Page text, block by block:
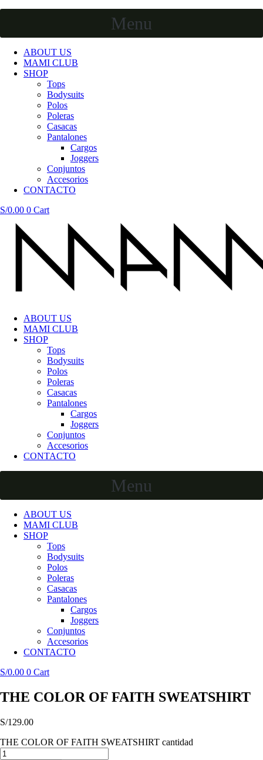
Menu
ABOUT US
MAMI CLUB
SHOP
Tops
Bodysuits
Polos
Poleras
Casacas
Pantalones
Cargos
Joggers
Conjuntos
Accesorios
CONTACTO
S/0.00 0 Cart
ABOUT US
MAMI CLUB
SHOP
Tops
Bodysuits
Polos
Poleras
Casacas
Pantalones
Cargos
Joggers
Conjuntos
Accesorios
CONTACTO
Menu
ABOUT US
MAMI CLUB
SHOP
Tops
Bodysuits
Polos
Poleras
Casacas
Pantalones
Cargos
Joggers
Conjuntos
Accesorios
CONTACTO
S/0.00 0 Cart
THE COLOR OF FAITH SWEATSHIRT
S/129.00
THE COLOR OF FAITH SWEATSHIRT cantidad